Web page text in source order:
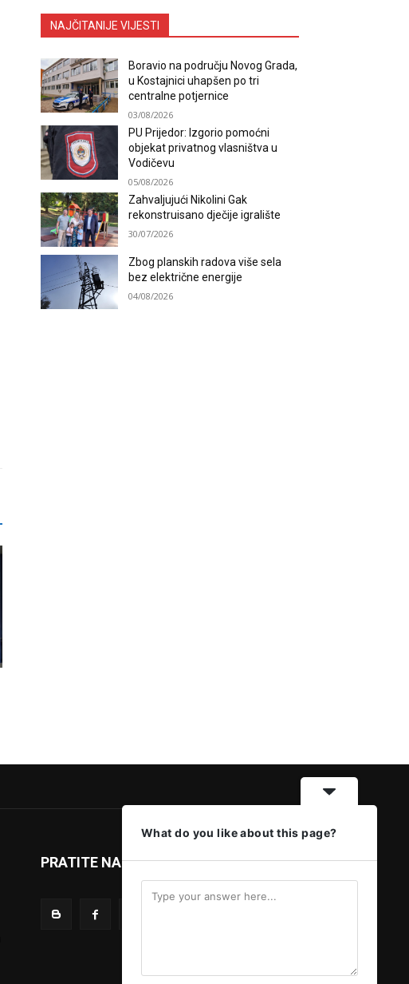
NAJČITANIJE VIJESTI
Boravio na području Novog Grada,
u Kostajnici uhapšen po tri
centralne potjernice
03/08/2026
PU Prijedor: Izgorio pomoćni
objekat privatnog vlasništva u
Vodičevu
05/08/2026
Zahvaljujući Nikolini Gak
rekonstruisano dječije igralište
30/07/2026
Zbog planskih radova više sela
bez električne energije
04/08/2026
PRATITE NAS
What do you like about this page?